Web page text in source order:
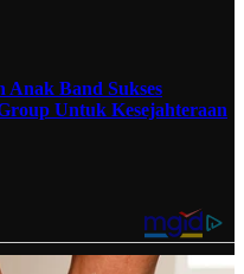
Band Sukses
Untuk Kesejahteraan